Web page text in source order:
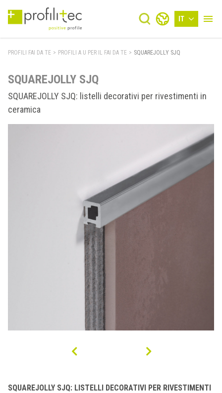
IT
PROFILI FAI DA TE > PROFILI A U PER IL FAI DA TE > SQUAREJOLLY SJQ
SQUAREJOLLY SJQ
SQUAREJOLLY SJQ: listelli decorativi per rivestimenti in
ceramica
SQUAREJOLLY SJQ: LISTELLI DECORATIVI PER RIVESTIMENTI